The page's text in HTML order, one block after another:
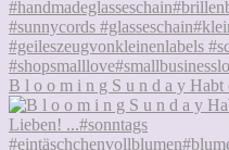
B l o o m i n g S u n d a y Habt